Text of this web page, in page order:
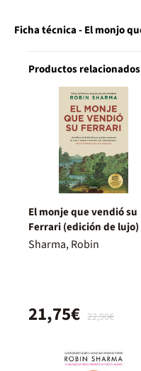
Ficha técnica - El monjo
Productos
El monje que vendió su
Ferrari (edición de lujo)
Sharma, Robin
22,90€
21,75€